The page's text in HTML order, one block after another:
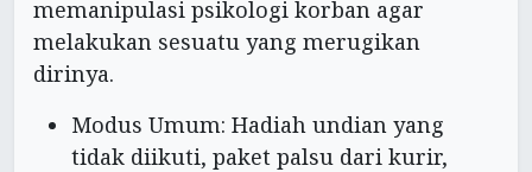
memanipulasi psikologi korban agar
melakukan sesuatu yang merugikan
dirinya.
Modus Umum: Hadiah undian yang
tidak diikuti, paket palsu dari kurir,